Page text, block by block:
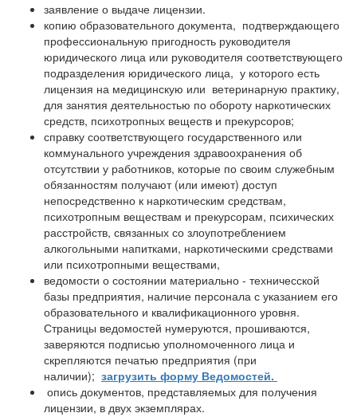
заявление о выдаче лицензии.
копию образовательного документа, подтверждающего
профессиональную пригодность руководителя
юридического лица или руководителя соответствующего
подразделения юридического лица, у которого есть
лицензия на медицинскую или ветеринарную практику,
для занятия деятельностью по обороту наркотических
средств, психотропных веществ и прекурсоров;
справку соответствующего государственного или
коммунального учреждения здравоохранения об
отсутствии у работников, которые по своим служебным
обязанностям получают (или имеют) доступ
непосредственно к наркотическим средствам,
психотропным веществам и прекурсорам, психических
расстройств, связанных со злоупотреблением
алкогольными напитками, наркотическими средствами
или психотропными веществами,
ведомости о состоянии материально - техничесской
базы предприятия, наличие персонала с указанием его
образовательного и квалификационного уровня.
Страницы ведомостей нумеруются, прошиваются,
заверяются подписью уполномоченного лица и
скрепляются печатью предприятия (при
наличии); загрузить форму Ведомостей.
опись документов, представляемых для получения
лицензии, в двух экземплярах.